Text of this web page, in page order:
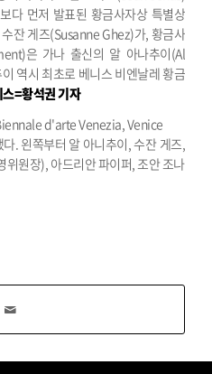
다 먼저 발표된 황금사자상 특별상
잔 게즈(Susanne Ghez)가, 황금사
은 가나 출신의 알 아나추이(Al
역시 최초로 베니스 비엔날레 황금
=황석권 기자
. 왼쪽부터 알 아니추이, 수잔 게즈,
위원장), 아드리안 파이퍼, 조안 조나